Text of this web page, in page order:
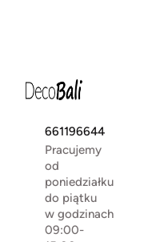
661196644
Pracujemy
od
poniedziałku
do piątku
w godzinach
09:00-